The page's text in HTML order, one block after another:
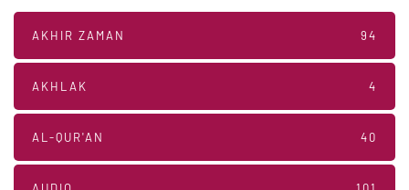
AKHIR ZAMAN 94
AKHLAK 4
AL-QUR'AN 40